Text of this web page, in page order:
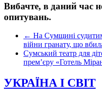
Вибачте, в даний час
опитувань.
← На Сумщині
війни гранату, що
Сумський театр для
прем’єру «Готель
УКРАЇНА І СВІТ